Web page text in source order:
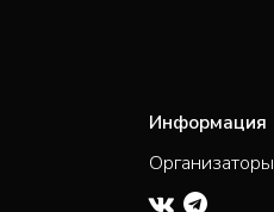
Информация
Организаторы